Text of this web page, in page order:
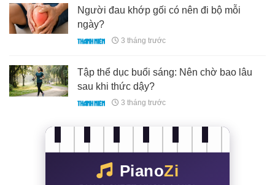
Người đau khớp gối có nên đi bộ mỗi
ngày?
3 tháng trước
Tập thể dục buổi sáng: Nên chờ bao lâu
sau khi thức dậy?
3 tháng trước
PianoZi